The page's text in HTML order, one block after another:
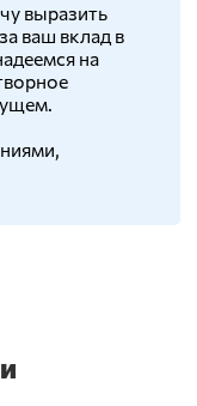
выразить
ваш вклад в
на